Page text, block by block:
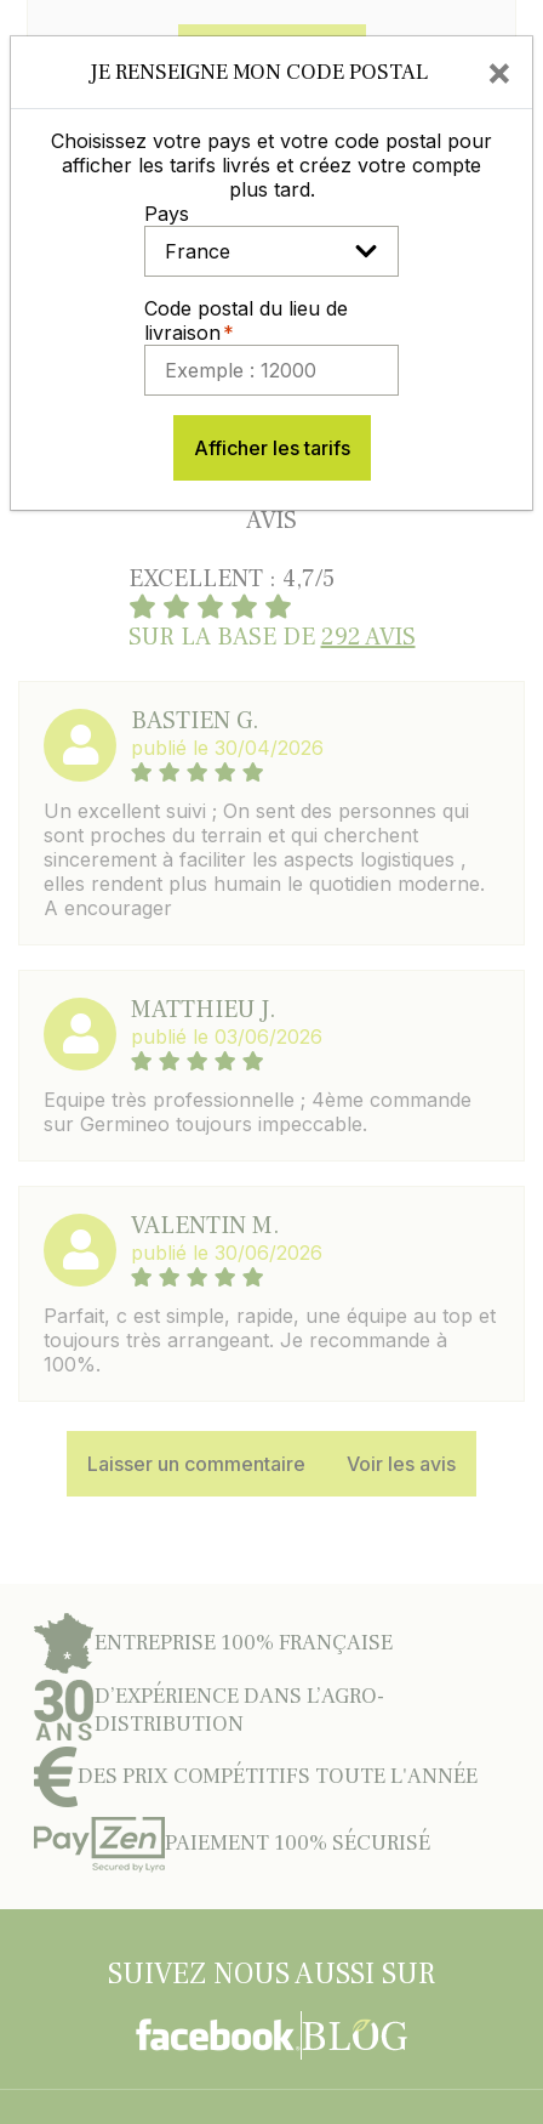
MODES DE RÈGLEMENT
En savoir plus
AVIS
EXCELLENT : 4,7/5
SUR LA BASE DE292 AVIS
BASTIEN G.
publié le 30/04/2026
Un excellent suivi ; On sent des personnes qui
sont proches du terrain et qui cherchent
sincerement à faciliter les aspects logistiques ,
elles rendent plus humain le quotidien moderne.
A encourager
MATTHIEU J.
publié le 03/06/2026
Equipe très professionnelle ; 4ème commande
sur Germineo toujours impeccable.
VALENTIN M.
publié le 30/06/2026
Parfait, c est simple, rapide, une équipe au top et
toujours très arrangeant. Je recommande à
100%.
Laisser un commentaire Voir les avis
ENTREPRISE 100% FRANÇAISE
D’EXPÉRIENCE DANS L’AGRO-
DISTRIBUTION
DES PRIX COMPÉTITIFS TOUTE L'ANNÉE
PAIEMENT 100% SÉCURISÉ
SUIVEZ NOUS AUSSI SUR
JE RENSEIGNE MON CODE POSTAL ×
Choisissez votre pays et votre code postal pour
afficher les tarifs livrés et créez votre compte
plus tard.
Pays
Code postal du lieu de
livraison
Afficher les tarifs